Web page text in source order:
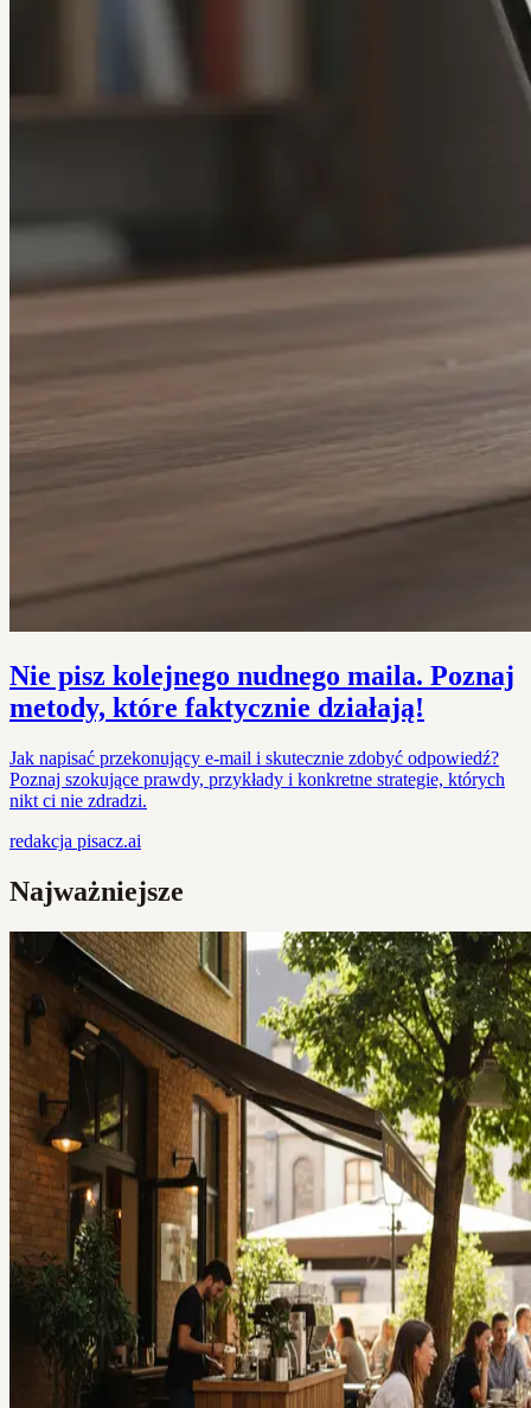
Nie pisz kolejnego nudnego maila. Poznaj
metody, które faktycznie działają!
Jak napisać przekonujący e-mail i skutecznie zdobyć odpowiedź?
Poznaj szokujące prawdy, przykłady i konkretne strategie, których
nikt ci nie zdradzi.
redakcja pisacz.ai
Najważniejsze